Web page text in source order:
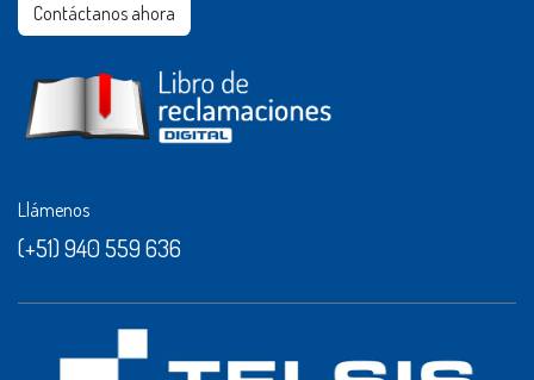
Contáctanos ahora​​
Llámenos
(+51) 940 559 636